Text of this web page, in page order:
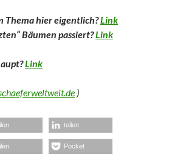
Thema hier eigentlich?Link
Bäumen passiert?Link
Link
)
teilen
Pocket